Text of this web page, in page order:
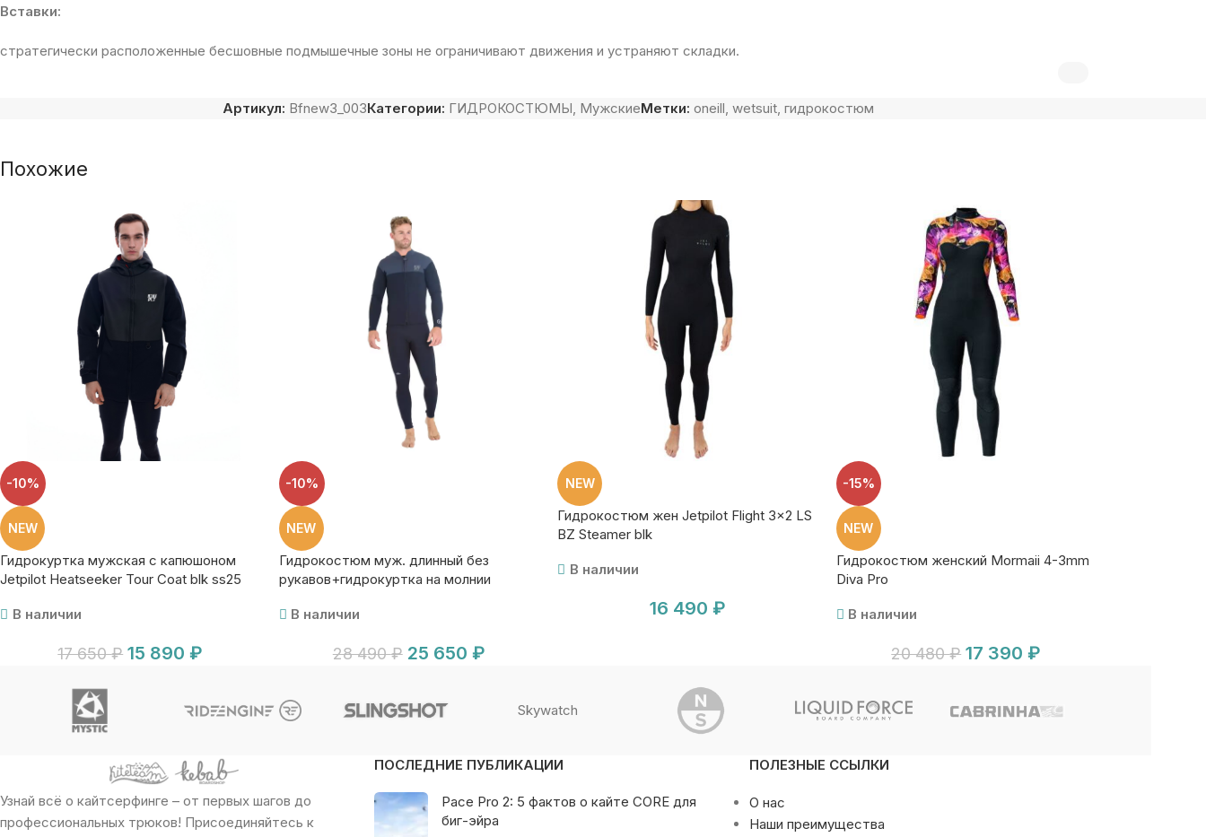
Вставки:
стратегически расположенные бесшовные подмышечные зоны не ограничивают движения и устраняют складки.
Артикул: Bfnew3_003Категории: ГИДРОКОСТЮМЫ, МужскиеМетки: oneill, wetsuit, гидрокостюм
Похожие
-10%
NEW
Гидрокуртка мужская с капюшоном
Jetpilot Heatseeker Tour Coat blk ss25
В наличии
17 650₽ 15 890₽
-10%
NEW
Гидрокостюм муж. длинный без
рукавов+гидрокуртка на молнии
В наличии
28 490₽ 25 650 ₽
NEW
Гидрокостюм жен Jetpilot Flight 3×2 LS
BZ Steamer blk
В наличии
16 490 ₽
-15%
NEW
Гидрокостюм женский Mormaii 4-3mm
Diva Pro
В наличии
20 480₽ 17 390₽
Skywatch
Узнай всё о кайтсерфинге – от первых шагов до
профессиональных трюков! Присоединяйтесь к
ПОСЛЕДНИЕ ПУБЛИКАЦИИ
Pace Pro 2: 5 фактов о кайте CORE для
биг-эйра
ПОЛЕЗНЫЕ ССЫЛКИ
О нас
Наши преимущества